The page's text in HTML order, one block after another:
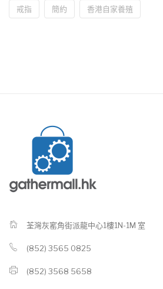
戒指 簡約 香港自家養殖
荃灣灰窰角街派龍中心1樓1N-1M 室
(852) 3565 0825
(852) 3568 5658